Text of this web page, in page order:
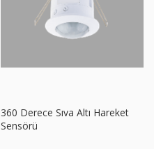
360 Derece Sıva Altı Hareket
Sensörü